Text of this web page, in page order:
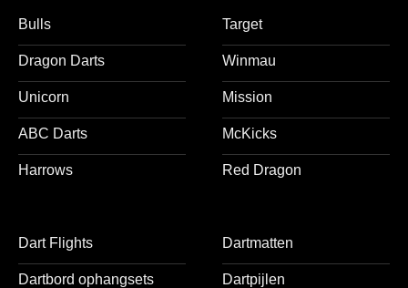
Bulls
Dragon Darts
Unicorn
ABC Darts
Harrows
Target
Winmau
Mission
McKicks
Red Dragon
Dart Flights
Dartbord ophangsets
Dartmatten
Dartpijlen